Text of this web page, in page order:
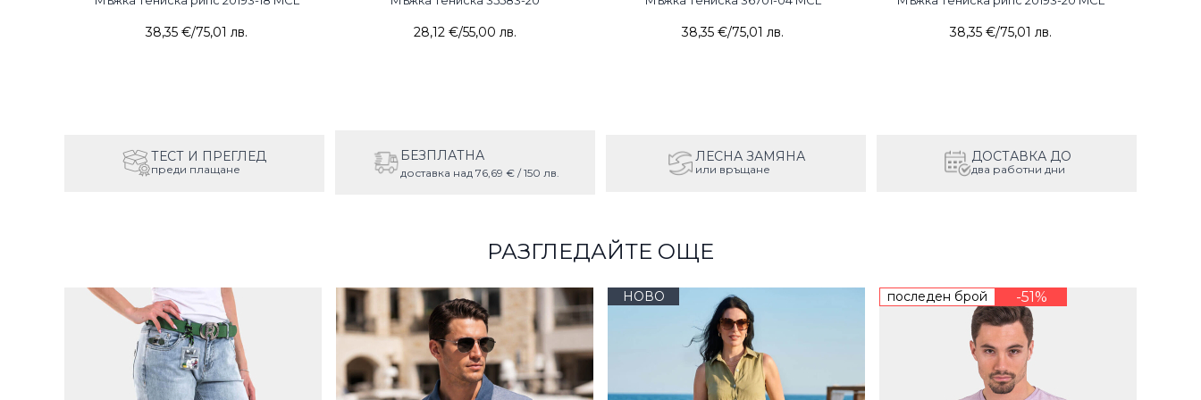
38,35 €/75,01 лв. 28,12 €/55,00 лв. 38,35 €/75,01 лв. 38,35 €/75,01 лв.
ТЕСТ И ПРЕГЛЕД
преди плащане
БЕЗПЛАТНА
доставка над 76,69 € / 150 лв.
ЛЕСНА ЗАМЯНА
или връщане
ДОСТАВКА ДО
два работни дни
РАЗГЛЕДАЙТЕ ОЩЕ
НОВО последен брой -51%